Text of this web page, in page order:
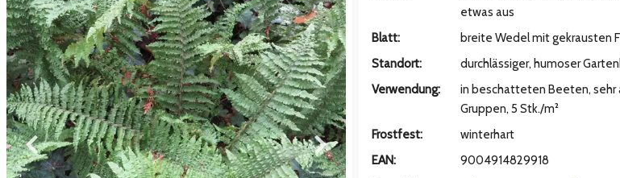
Zum vorigen Bild Zum nächsten Bild
etwas aus
Blatt:
breite Wedel mit gekrausten
Standort:
durchlässiger, humoser
Verwendung:
in beschatteten Beeten, sehr
Gruppen, 5 Stk./m²
Frostfest:
winterhart
EAN:
9004914829918